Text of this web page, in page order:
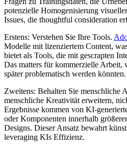
potenzielle Homogenisierung
Issues, die thoughtful consideration
Erstens: Verstehen Sie Ihre Tools.
Modelle mit lizenziertem Content,
bietet als Tools, die mit gescrapten
Das matters für kommerzielle Arbeit,
später problematisch werden könnten.
Zweitens: Behalten Sie menschliche
menschliche Kreativität erweitern,
Ergebnisse kommen von KI-
oder Komponenten innerhalb
Designs. Dieser Ansatz bewahrt
leveraging KIs Effizienz.